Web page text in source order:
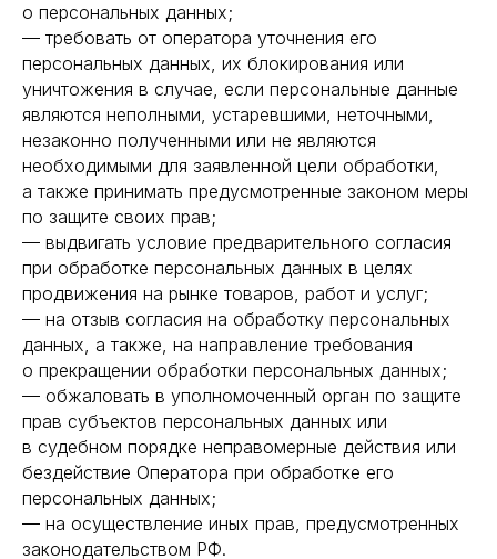
о персональных данных;
— требовать от оператора уточнения его
персональных данных, их блокирования или
уничтожения в случае, если персональные данные
являются неполными, устаревшими, неточными,
незаконно полученными или не являются
необходимыми для заявленной цели обработки,
а также принимать предусмотренные законом меры
по защите своих прав;
— выдвигать условие предварительного согласия
при обработке персональных данных в целях
продвижения на рынке товаров, работ и услуг;
— на отзыв согласия на обработку персональных
данных, а также, на направление требования
о прекращении обработки персональных данных;
— обжаловать в уполномоченный орган по защите
прав субъектов персональных данных или
в судебном порядке неправомерные действия или
бездействие Оператора при обработке его
персональных данных;
— на осуществление иных прав, предусмотренных
законодательством РФ.